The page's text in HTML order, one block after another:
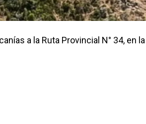
a la Ruta Provincial N° 34, en